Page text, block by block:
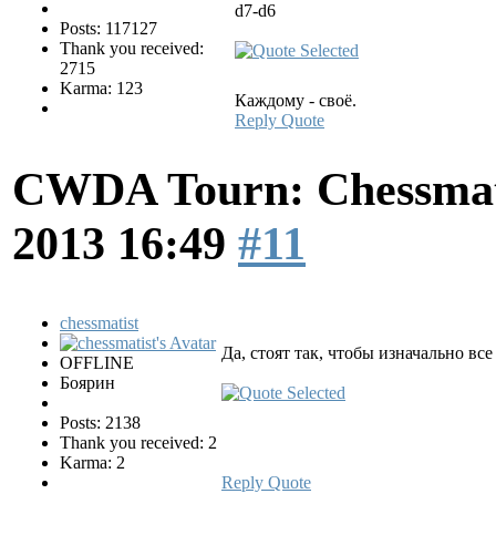
Posts: 117127
Thank you received:
2715
Karma: 123
d7-d6
Каждому - своё.
Reply Quote
CWDA Tourn:
2013 16:49 #11
chessmatist
OFFLINE
Боярин
Posts: 2138
Thank you received: 2
Karma: 2
Да, стоят так, чтобы изначально
Reply Quote